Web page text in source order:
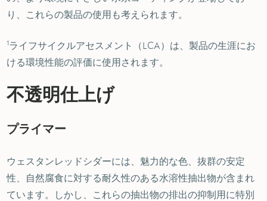
り、これらの製品の使用も考えられます。
1ライフサイクルアセスメント（LCA）は、製品の生涯にお
ける環境性能の評価に使用されます。
不透明仕上げ
プライマー
ウェスタンレッドシダーには、魅力的な色、抜群の安定
性、自然腐食に対する耐久性のある水溶性抽出物が含まれ
ています。しかし、これらの抽出物の排出の抑制用に特別